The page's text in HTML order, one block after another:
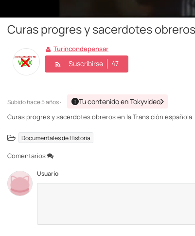
Curas progres y sacerdotes
Turincondepensar
Suscribirse 47
Subidohace 5 años · Tu contenido en Tokyvideo
Curas progres y sacerdotes obreros en la Transición española
Documentales de Historia
Comentarios
Usuario